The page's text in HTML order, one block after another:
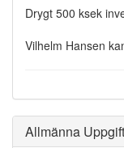
Drygt 500 ksek
Vilhelm Hansen
Allmänna